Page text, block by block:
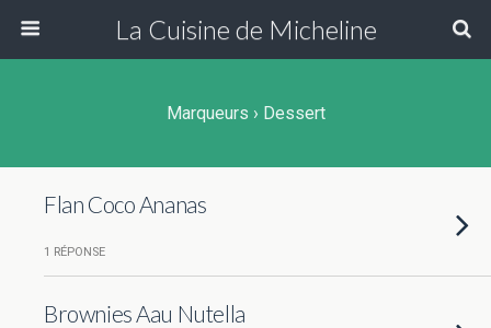
La Cuisine de Micheline
Marqueurs › Dessert
Flan Coco Ananas
1 RÉPONSE
Brownies Aau Nutella